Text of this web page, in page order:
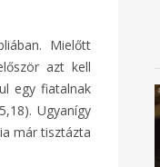
Mielőtt
azt kell
egy fiatalnak
Ugyanígy
már tisztázta